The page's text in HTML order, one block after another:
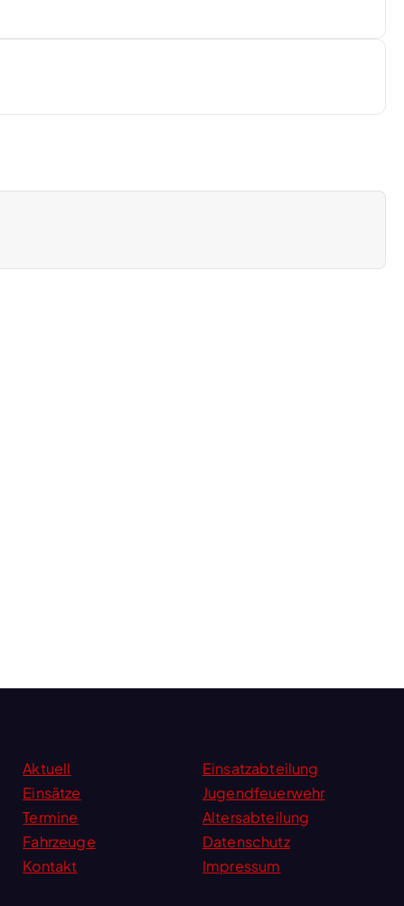
Aktuell
Einsatzabteilung
Einsätze
Jugendfeuerwehr
Termine
Altersabteilung
Fahrzeuge
Datenschutz
Kontakt
Impressum